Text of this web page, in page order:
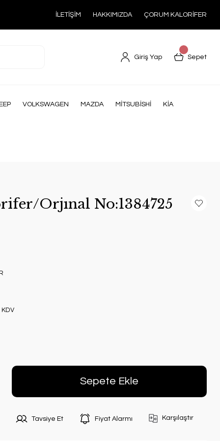
İLETİŞİM HAKKIMIZDA ÇORUM KALORİFER
Giriş Yap Sepet
VOLKSWAGEN MAZDA MİTSUBİSHİ KİA
Orjınal No:1384725
KDV
Sepete Ekle
Tavsiye Et Fiyat Alarmı Karşılaştır